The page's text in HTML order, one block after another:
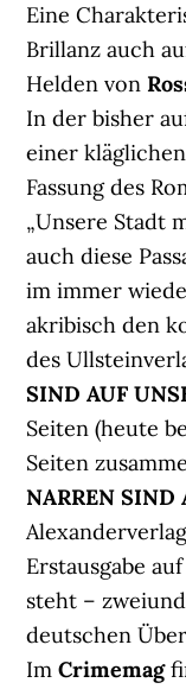
Eine
Brillanz auch
Helden von
In der bisher
einer
Fassung des
„Unsere Stadt
auch diese
im immer
akribisch den
des
SIND AUF
Seiten (heute
Seiten
NARREN SIND
Erstausgabe
steht –
deutschen
ImCrimemag